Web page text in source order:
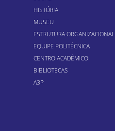
HISTÓRIA
MUSEU
ESTRUTURA ORGANIZACIONAL
EQUIPE POLITÉCNICA
CENTRO ACADÊMICO
BIBLIOTECAS
A3P